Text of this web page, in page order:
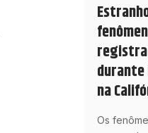
durante
na
Os